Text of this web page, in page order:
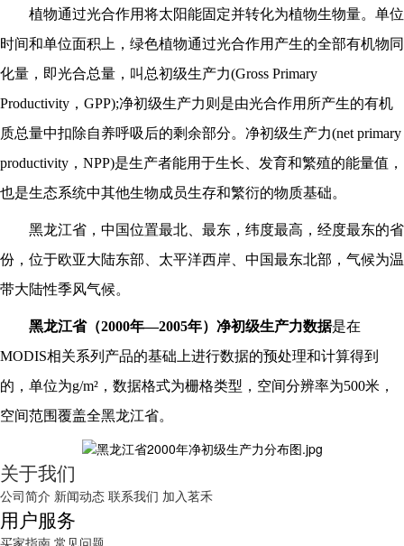
植物通过光合作用将太阳能固定并转化为植物生物量。单位
时间和单位面积上，绿色植物通过光合作用产生的全部有机物同
化量，即光合总量，叫总初级生产力(Gross Primary
Productivity，GPP);净初级生产力则是由光合作用所产生的有机
质总量中扣除自养呼吸后的剩余部分。净初级生产力(net primary
productivity，NPP)是生产者能用于生长、发育和繁殖的能量值，
也是生态系统中其他生物成员生存和繁衍的物质基础。
黑龙江省，中国位置最北、最东，纬度最高，经度最东的省
份，位于欧亚大陆东部、太平洋西岸、中国最东北部，气候为温
带大陆性季风气候。
黑龙江省（2000年—2005年） 净初级生产力数据是在
MODIS相关系列产品的基础上进行数据的预处理和计算得到
的，单位为g/m²，数据格式为栅格类型，空间分辨率为500米，
空间范围覆盖全黑龙江省。
关于我们
公司简介 新闻动态 联系我们 加入茗禾
用户服务
买家指南 常见问题